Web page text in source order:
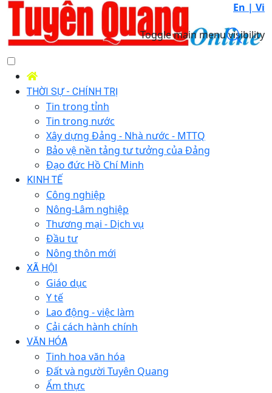
En | Vi
Toggle main menu visibility
THỜI SỰ - CHÍNH TRỊ
Tin trong tỉnh
Tin trong nước
Xây dựng Đảng - Nhà nước - MTTQ
Bảo vệ nền tảng tư tưởng của Đảng
Đạo đức Hồ Chí Minh
KINH TẾ
Công nghiệp
Nông-Lâm nghiệp
Thương mại - Dịch vụ
Đầu tư
Nông thôn mới
XÃ HỘI
Giáo dục
Y tế
Lao động - việc làm
Cải cách hành chính
VĂN HÓA
Tinh hoa văn hóa
Đất và người Tuyên Quang
Ẩm thực